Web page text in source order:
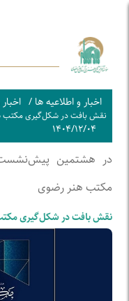
اخبار و اطلاعیه ها /
نقش بافت در شکل‌گیری مکتب
۱۴۰۴/۱۲/۰۴
در هشتمین پیش‌نشست
مکتب هنر رضوی
نقش بافت در شکل‌گیری